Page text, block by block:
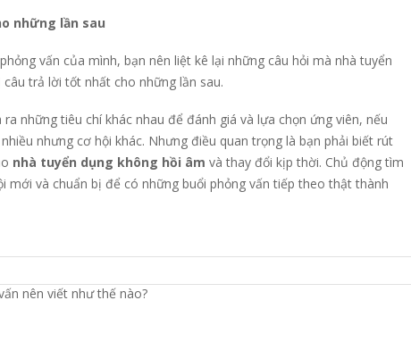
những lần sau
vấn của mình, bạn nên liệt kê lại những câu hỏi mà nhà tuyển
trả lời tốt nhất cho những lần sau.
những tiêu chí khác nhau để đánh giá và lựa chọn ứng viên, nếu
nhưng cơ hội khác. Nhưng điều quan trọng là bạn phải biết rút
nhà tuyển dụng không hồi âm và thay đổi kịp thời. Chủ động tìm
mới và chuẩn bị để có những buổi phỏng vấn tiếp theo thật thành